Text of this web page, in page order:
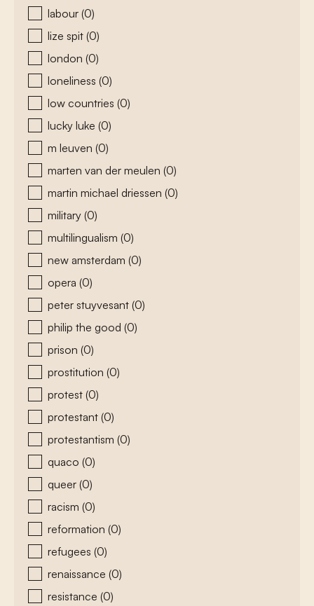
labour (0)
lize spit (0)
london (0)
loneliness (0)
low countries (0)
lucky luke (0)
m leuven (0)
marten van der meulen (0)
martin michael driessen (0)
military (0)
multilingualism (0)
new amsterdam (0)
opera (0)
peter stuyvesant (0)
philip the good (0)
prison (0)
prostitution (0)
protest (0)
protestant (0)
protestantism (0)
quaco (0)
queer (0)
racism (0)
reformation (0)
refugees (0)
renaissance (0)
resistance (0)